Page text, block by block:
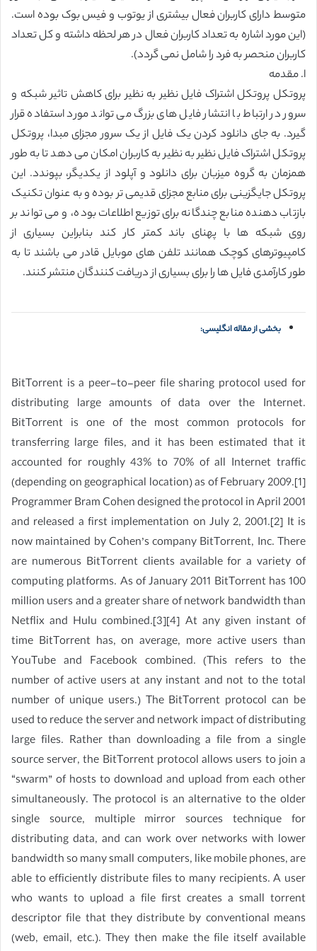
متوسط دارای کاربران فعال بیشتری از یوتوب و فیس بوک بوده است.
(این مورد اشاره به تعداد کاربران فعال در هر لحظه داشته و کل تعداد
کاربران منحصر به فرد را شامل نمی گردد).
ا. مقدمه
پروتکل پروتکل اشتراک فایل نظیر به نظیر برای کاهش تاثیر شبکه و
سرور در ارتباط با انتشار فایل های بزرگ می تواند مورد استفاده قرار
گیرد. به جای دانلود کردن یک فایل از یک سرور مجزای مبدا، پروتکل
پروتکل اشتراک فایل نظیر به نظیر به کاربران امکان می دهد تا به طور
همزمان به گروه میزبان برای دانلود و آپلود از یکدیگر، بپوندد. این
پروتکل جایگزینی برای منابع مجزای قدیمی تر بوده و به عنوان تکنیک
بازتاب دهنده منابع چندگانه برای توزیع اطلاعات بوده، و می تواند بر
روی شبکه ها با پهنای باند کمتر کار کند بنابراین بسیاری از
کامپیوترهای کوچک همانند تلفن های موبایل قادر می باشند تا به
طور کارآمدی فایل ها را برای بسیاری از دریافت کنندگان منتشر کنند.
بخشی از مقاله انگلیسی:
BitTorrent is a peer-to-peer file sharing protocol used for
distributing large amounts of data over the Internet.
BitTorrent is one of the most common protocols for
transferring large files, and it has been estimated that it
accounted for roughly 43% to 70% of all Internet traffic
(depending on geographical location) as of February 2009.[1]
Programmer Bram Cohen designed the protocol in April 2001
and released a first implementation on July 2, 2001.[2] It is
now maintained by Cohen’s company BitTorrent, Inc. There
are numerous BitTorrent clients available for a variety of
computing platforms. As of January 2011 BitTorrent has 100
million users and a greater share of network bandwidth than
Netflix and Hulu combined.[3][4] At any given instant of
time BitTorrent has, on average, more active users than
YouTube and Facebook combined. (This refers to the
number of active users at any instant and not to the total
number of unique users.) The BitTorrent protocol can be
used to reduce the server and network impact of distributing
large files. Rather than downloading a file from a single
source server, the BitTorrent protocol allows users to join a
“swarm” of hosts to download and upload from each other
simultaneously. The protocol is an alternative to the older
single source, multiple mirror sources technique for
distributing data, and can work over networks with lower
bandwidth so many small computers, like mobile phones, are
able to efficiently distribute files to many recipients. A user
who wants to upload a file first creates a small torrent
descriptor file that they distribute by conventional means
(web, email, etc.). They then make the file itself available